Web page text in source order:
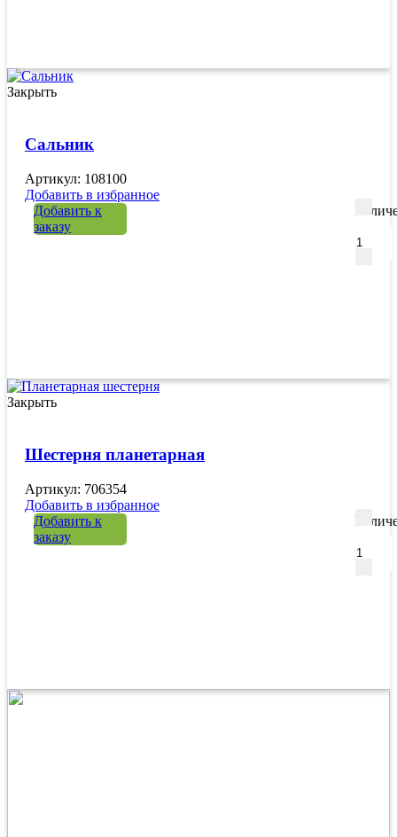
Закрыть
Сальник
Артикул: 108100
Добавить в избранное
Добавить к
заказу
Закрыть
Шестерня планетарная
Артикул: 706354
Добавить в избранное
Добавить к
заказу